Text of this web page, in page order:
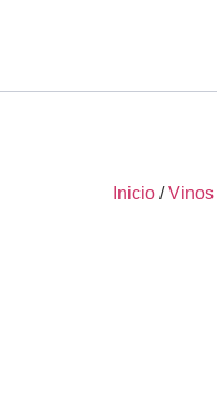
Inicio /Vinos